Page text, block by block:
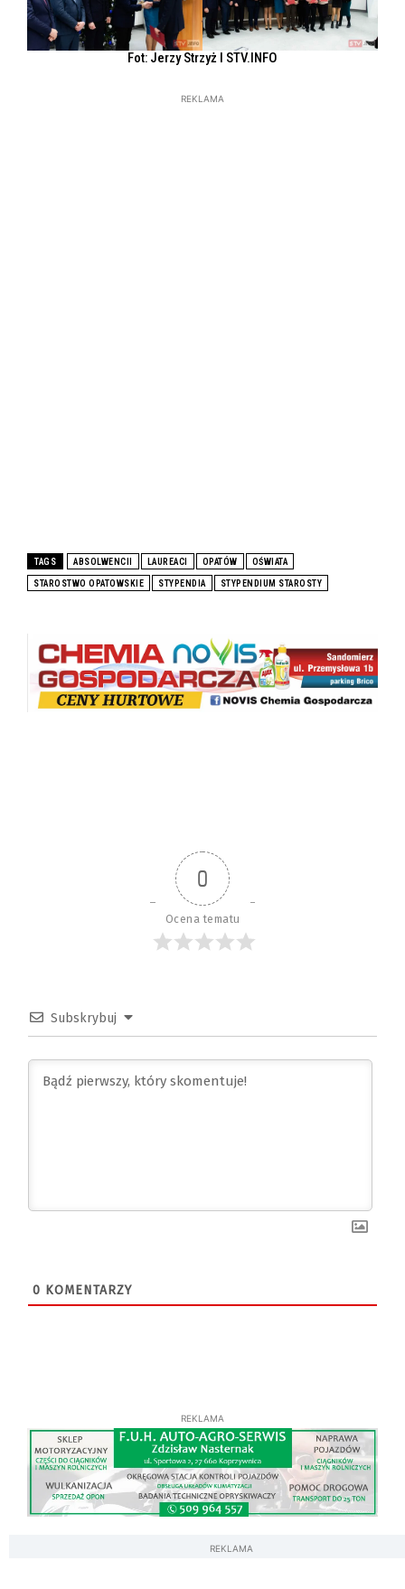
Fot: Jerzy Strzyż l STV.INFO
REKLAMA
TAGS ABSOLWENCII LAUREACI OPATÓW OŚWIATA
STAROSTWO OPATOWSKIE STYPENDIA STYPENDIUM STAROSTY
0
Ocena tematu
Subskrybuj
0 KOMENTARZY
REKLAMA
REKLAMA